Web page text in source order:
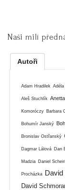
Naši milí
Autoři
Adam Hradilek
Aleš Stuchlík
Komoróczy Barbara
Bohumír Janský
Bronislav Ostřanský
Dagmar Lálová Dan
Madzia Daniel
Procházka David
David